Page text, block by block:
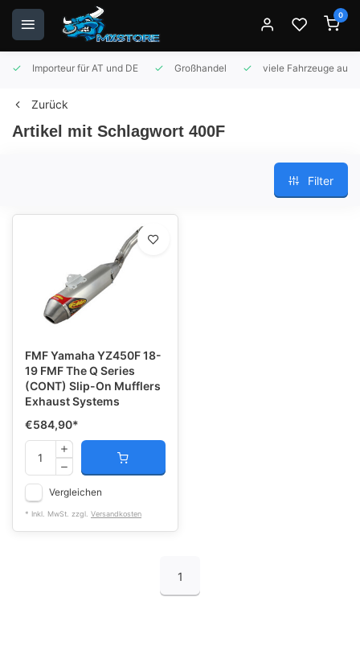
0
Importeur für AT und DE Großhandel viele Fahrzeuge auf
Zurück
Artikel mit Schlagwort 400F
Filter
FMF Yamaha YZ450F 18-
19 FMF The Q Series
(CONT) Slip-On Mufflers
Exhaust Systems
€584,90*
Vergleichen
* Inkl. MwSt. zzgl. Versandkosten
1